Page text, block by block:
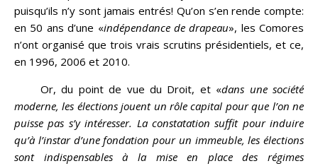
puisqu’ils n’y sont jamais entrés! Qu’on s’en rende compte:
en 50 ans d’une «indépendance de drapeau», les Comores
n’ont organisé que trois vrais scrutins présidentiels, et ce,
en 1996, 2006 et 2010.
Or, du point de vue du Droit, et «dans une société
moderne, les élections jouent un rôle capital pour que l’on ne
puisse pas s’y intéresser. La constatation suffit pour induire
qu’à l’instar d’une fondation pour un immeuble, les élections
sont indispensables à la mise en place des régimes